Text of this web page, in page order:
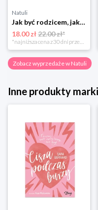
Natuli
Jak być rodzicem, jakim zawsze chciałeś być Media rodzina
18.00 zł22.00 zł*
*najniższa cena z 30 dni przed obniżką
Zobacz wyprzedaże w Natuli
Inne produkty